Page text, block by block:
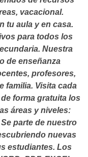
vacacional.
tu aula y en casa.
para todos los
Nuestra
de enseñanza
profesores,
familia. Visita cada
forma gratuita los
áreas y niveles:
parte de nuestro
nuevas
estudiantes. Los